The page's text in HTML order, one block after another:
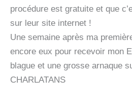
procédure est gratuite et que
sur leur site internet !
Une semaine après ma
encore eux pour recevoir mon
blague et une grosse arnaque
CHARLATANS